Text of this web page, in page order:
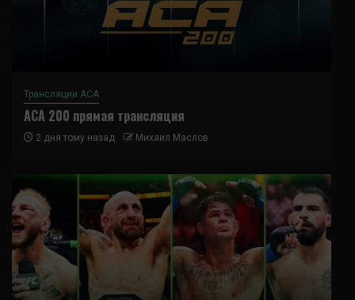
Трансляции ACA
ACA 200 прямая трансляция
2 дня тому назад Михаил Маслов